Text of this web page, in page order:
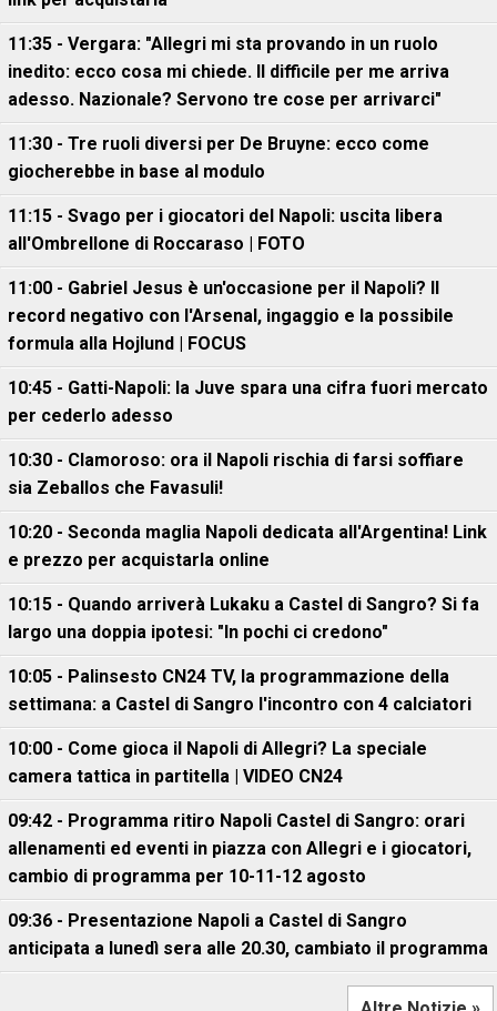
11:35 - Vergara: "Allegri mi sta provando in un ruolo
inedito: ecco cosa mi chiede. Il difficile per me arriva
adesso. Nazionale? Servono tre cose per arrivarci"
11:30 - Tre ruoli diversi per De Bruyne: ecco come
giocherebbe in base al modulo
11:15 - Svago per i giocatori del Napoli: uscita libera
all'Ombrellone di Roccaraso | FOTO
11:00 - Gabriel Jesus è un'occasione per il Napoli? Il
record negativo con l'Arsenal, ingaggio e la possibile
formula alla Hojlund | FOCUS
10:45 - Gatti-Napoli: la Juve spara una cifra fuori mercato
per cederlo adesso
10:30 - Clamoroso: ora il Napoli rischia di farsi soffiare
sia Zeballos che Favasuli!
10:20 - Seconda maglia Napoli dedicata all'Argentina! Link
e prezzo per acquistarla online
10:15 - Quando arriverà Lukaku a Castel di Sangro? Si fa
largo una doppia ipotesi: "In pochi ci credono"
10:05 - Palinsesto CN24 TV, la programmazione della
settimana: a Castel di Sangro l'incontro con 4 calciatori
10:00 - Come gioca il Napoli di Allegri? La speciale
camera tattica in partitella | VIDEO CN24
09:42 - Programma ritiro Napoli Castel di Sangro: orari
allenamenti ed eventi in piazza con Allegri e i giocatori,
cambio di programma per 10-11-12 agosto
09:36 - Presentazione Napoli a Castel di Sangro
anticipata a lunedì sera alle 20.30, cambiato il programma